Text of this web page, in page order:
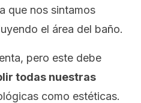
que nos sintamos
el área del baño.
pero este debe
todas nuestras
como estéticas.